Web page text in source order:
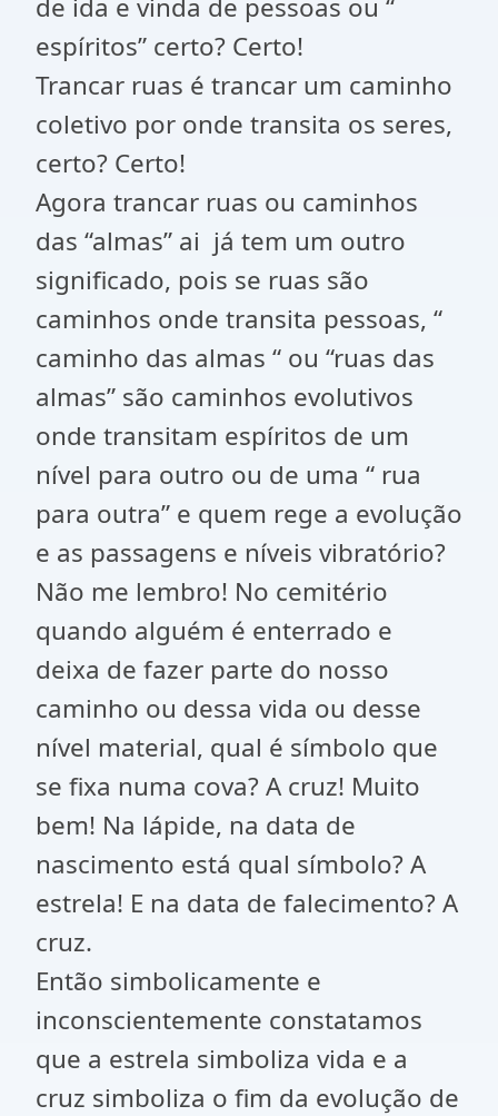
de ida e vinda de pessoas ou “
espíritos” certo? Certo!
Trancar ruas é trancar um caminho
coletivo por onde transita os seres,
certo? Certo!
Agora trancar ruas ou caminhos
das “almas” ai já tem um outro
significado, pois se ruas são
caminhos onde transita pessoas, “
caminho das almas “ ou “ruas das
almas” são caminhos evolutivos
onde transitam espíritos de um
nível para outro ou de uma “ rua
para outra” e quem rege a evolução
e as passagens e níveis vibratório?
Não me lembro! No cemitério
quando alguém é enterrado e
deixa de fazer parte do nosso
caminho ou dessa vida ou desse
nível material, qual é símbolo que
se fixa numa cova? A cruz! Muito
bem! Na lápide, na data de
nascimento está qual símbolo? A
estrela! E na data de falecimento? A
cruz.
Então simbolicamente e
inconscientemente constatamos
que a estrela simboliza vida e a
cruz simboliza o fim da evolução de